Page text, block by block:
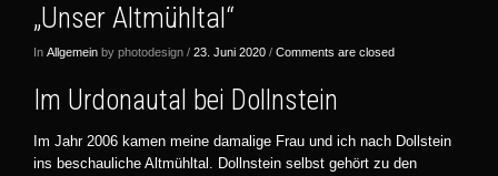
„Unser Altmühltal“
In Allgemein by photodesign / 23. Juni 2020 / Comments are closed
Im Urdonautal bei Dollnstein
Im Jahr 2006 kamen meine damalige Frau und ich nach Dollstein
ins beschauliche Altmühltal. Dollnstein selbst gehört zu den